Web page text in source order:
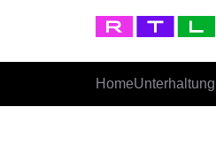
HomeUnterhaltung